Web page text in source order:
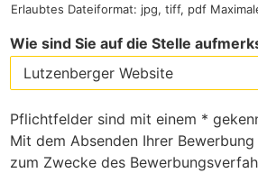
Erlaubtes Dateiformat: jpg, tiff, pdf
Wie sind Sie auf die Stelle
Pflichtfelder sind mit einem *
Mit dem Absenden Ihrer
zum Zwecke des